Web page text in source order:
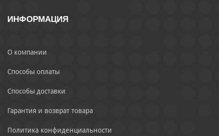
ИНФОРМАЦИЯ
О компании
Способы оплаты
Способы доставки
Гарантия и возврат товара
Политика конфиденциальности